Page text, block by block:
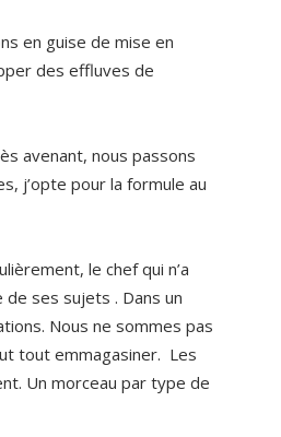
en guise de mise en
des effluves de
avenant, nous passons
j’opte pour la formule au
le chef qui n’a
ses sujets . Dans un
Nous ne sommes pas
tout emmagasiner. Les
Un morceau par type de